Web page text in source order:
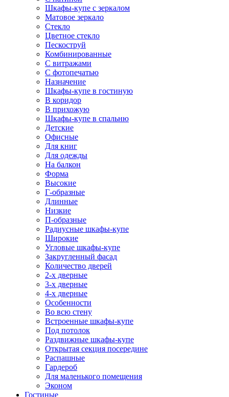
Шкафы-купе с зеркалом
Матовое зеркало
Стекло
Цветное стекло
Пескоструй
Комбинированные
С витражами
С фотопечатью
Назначение
Шкафы-купе в гостиную
В коридор
В прихожую
Шкафы-купе в спальню
Детские
Офисные
Для книг
Для одежды
На балкон
Форма
Высокие
Г-образные
Длинные
Низкие
П-образные
Радиусные шкафы-купе
Широкие
Угловые шкафы-купе
Закругленный фасад
Количество дверей
2-х дверные
3-х дверные
4-х дверные
Особенности
Во всю стену
Встроенные шкафы-купе
Под потолок
Раздвижные шкафы-купе
Открытая секция посередине
Распашные
Гардероб
Для маленького помещения
Эконом
Гостиные